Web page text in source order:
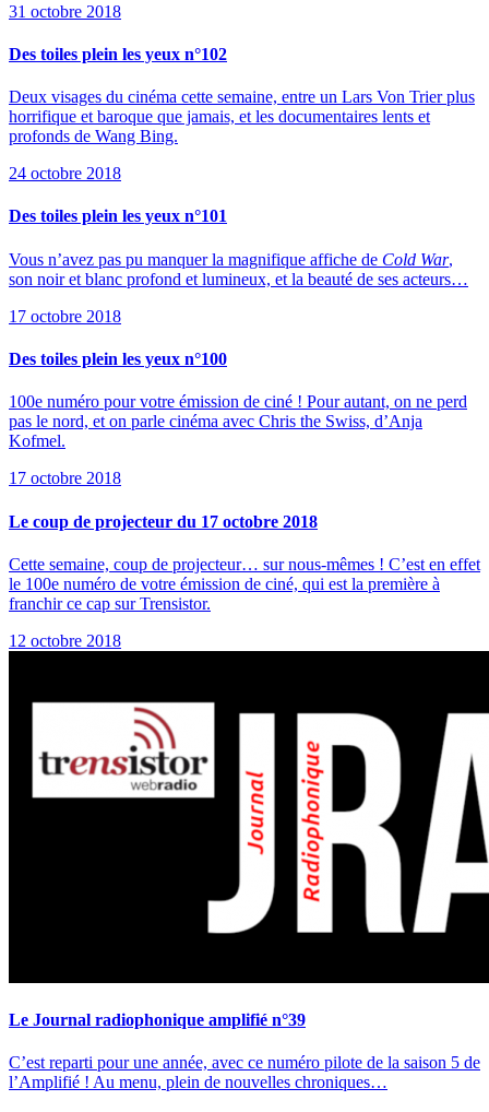
31 octobre 2018
Des toiles plein les yeux n°102
Deux visages du cinéma cette semaine, entre un Lars Von Trier plus
horrifique et baroque que jamais, et les documentaires lents et
profonds de Wang Bing.
24 octobre 2018
Des toiles plein les yeux n°101
Vous n’avez pas pu manquer la magnifique affiche de Cold War,
son noir et blanc profond et lumineux, et la beauté de ses acteurs…
17 octobre 2018
Des toiles plein les yeux n°100
100e numéro pour votre émission de ciné ! Pour autant, on ne perd
pas le nord, et on parle cinéma avec Chris the Swiss, d’Anja
Kofmel.
17 octobre 2018
Le coup de projecteur du 17 octobre 2018
Cette semaine, coup de projecteur… sur nous-mêmes ! C’est en effet
le 100e numéro de votre émission de ciné, qui est la première à
franchir ce cap sur Trensistor.
12 octobre 2018
Le Journal radiophonique amplifié n°39
C’est reparti pour une année, avec ce numéro pilote de la saison 5 de
l’Amplifié ! Au menu, plein de nouvelles chroniques…